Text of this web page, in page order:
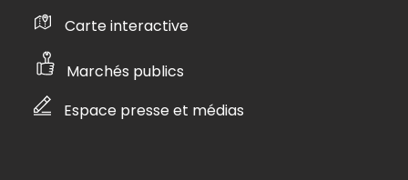
Carte interactive
Marchés publics
Espace presse et médias